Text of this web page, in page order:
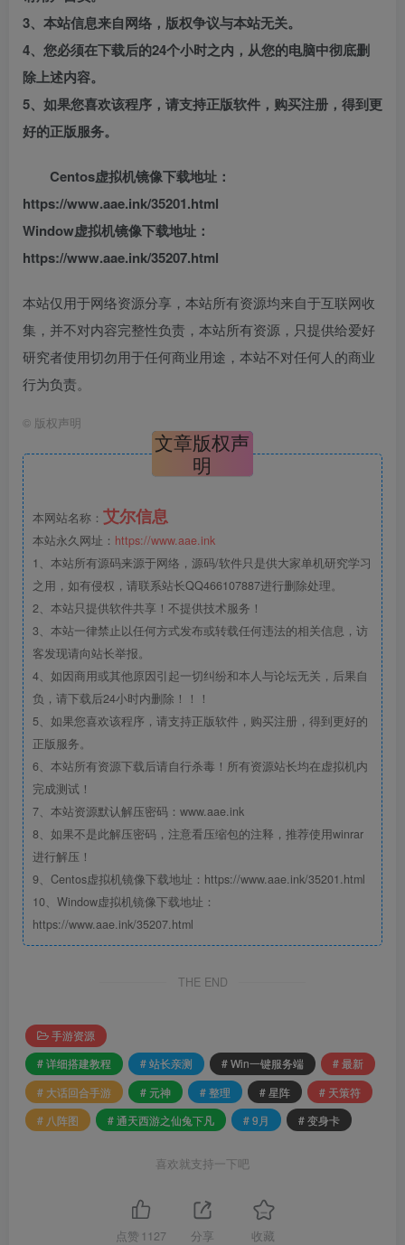
3、本站信息来自网络，版权争议与本站无关。
4、您必须在下载后的24个小时之内，从您的电脑中彻底删
除上述内容。
5、如果您喜欢该程序，请支持正版软件，购买注册，得到更
好的正版服务。
Centos虚拟机镜像下载地址：
https://www.aae.ink/35201.html
Window虚拟机镜像下载地址：
https://www.aae.ink/35207.html
本站仅用于网络资源分享，本站所有资源均来自于互联网收
集，并不对内容完整性负责，本站所有资源，只提供给爱好
研究者使用切勿用于任何商业用途，本站不对任何人的商业
行为负责。
© 版权声明
文章版权声
明
本网站名称： 艾尔信息
本站永久网址： https://www.aae.ink
1、本站所有源码来源于网络，源码/软件只是供大家单机研究学习
之用，如有侵权，请联系站长QQ466107887进行删除处理。
2、本站只提供软件共享！不提供技术服务！
3、本站一律禁止以任何方式发布或转载任何违法的相关信息，访
客发现请向站长举报。
4、如因商用或其他原因引起一切纠纷和本人与论坛无关，后果自
负，请下载后24小时内删除！！！
5、如果您喜欢该程序，请支持正版软件，购买注册，得到更好的
正版服务。
6、本站所有资源下载后请自行杀毒！所有资源站长均在虚拟机内
完成测试！
7、本站资源默认解压密码：www.aae.ink
8、如果不是此解压密码，注意看压缩包的注释，推荐使用winrar
进行解压！
9、Centos虚拟机镜像下载地址：https://www.aae.ink/35201.html
10、Window虚拟机镜像下载地址：
https://www.aae.ink/35207.html
THE END
手游资源
# 详细搭建教程
# 站长亲测 # Win一键服务端
# 最新
# 大话回合手游
# 元神 # 整理 # 星阵
# 天策符
# 八阵图
# 通天西游之仙兔下凡 # 9月 # 变身卡
喜欢就支持一下吧
点赞 1127 分享 收藏